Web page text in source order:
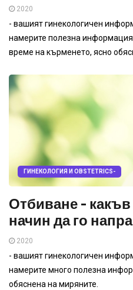
2020
- вашият гинекологичен
намерите полезна информация
време на кърменето, ясно
ГИНЕКОЛОГИЯ И OBSTETRICS-
Отбиване -
начин да го
2020
- вашият гинекологичен
намерите много полезна
обяснена на миряните.